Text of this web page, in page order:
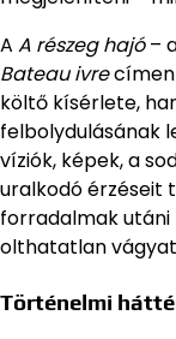
A A részeg hajó–
Bateau ivrecímen
költő kísérlete,
felbolydulásának
víziók, képek, a
uralkodó érzéseit
forradalmak utáni
olthatatlan
Történelmi